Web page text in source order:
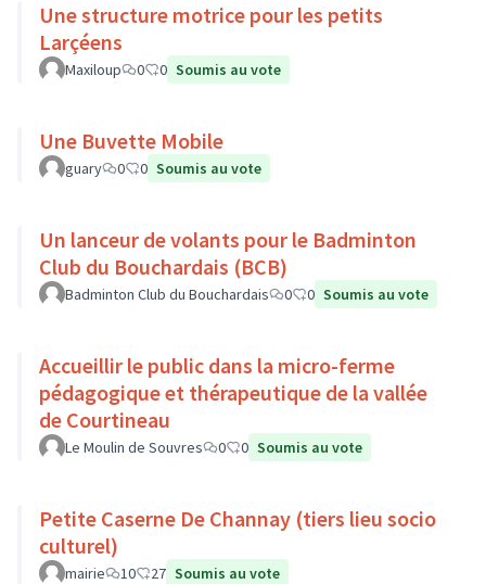
Une structure motrice pour les petits
Larçéens
Maxiloup 0 0 Soumis au vote
Une Buvette Mobile
guary 0 0 Soumis au vote
Un lanceur de volants pour le Badminton
Club du Bouchardais (BCB)
Badminton Club du Bouchardais 0 0 Soumis au vote
Accueillir le public dans la micro-ferme
pédagogique et thérapeutique de la vallée
de Courtineau
Le Moulin de Souvres 0 0 Soumis au vote
Petite Caserne De Channay (tiers lieu socio
culturel)
mairie 10 27 Soumis au vote